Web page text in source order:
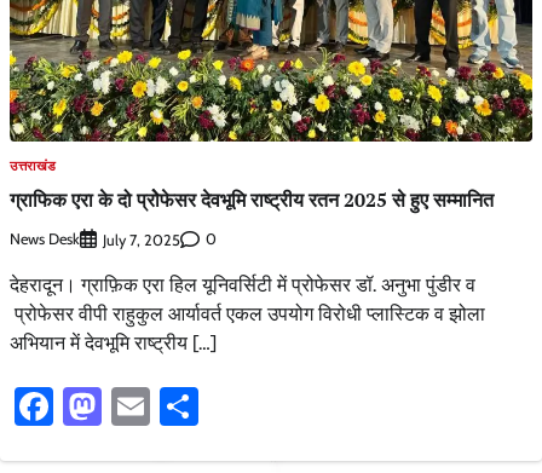
उत्तराखंड
ग्राफिक एरा के दो प्रोेफेसर देवभूमि राष्ट्रीय रतन 2025 से हुए सम्मानित
News Desk July 7, 2025 0
देहरादून। ग्राफ़िक एरा हिल यूनिवर्सिटी में प्रोफेसर डॉ. अनुभा पुंडीर व
प्रोफेसर वीपी राहुकुल आर्यावर्त एकल उपयोग विरोधी प्लास्टिक व झोला
अभियान में देवभूमि राष्ट्रीय […]
Facebook
Mastodon
Email